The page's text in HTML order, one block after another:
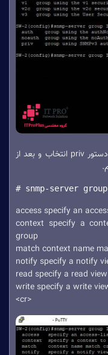
در این قسمت سطح امنیتی Authpriv را با دستور priv انتخاب و بعد از
# snmp-server
access specify an
context specify a
group
match context name
notify specify a notify
read specify a read
write specify a write
<cr>